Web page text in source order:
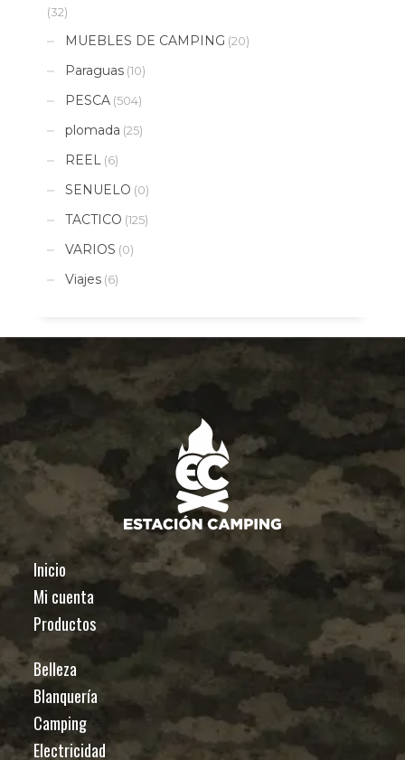
(32)
MUEBLES DE CAMPING (20)
Paraguas (10)
PESCA (504)
plomada (25)
REEL (6)
SENUELO (0)
TACTICO (125)
VARIOS (0)
Viajes (6)
Inicio
Mi cuenta
Productos
Belleza
Blanquería
Camping
Electricidad